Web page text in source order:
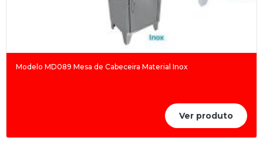
Modelo MD089 Mesa de Cabeceira Material Inox
Ver produto